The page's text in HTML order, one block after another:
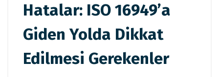
Hatalar: ISO 16949’a
Giden Yolda Dikkat
Edilmesi Gerekenler